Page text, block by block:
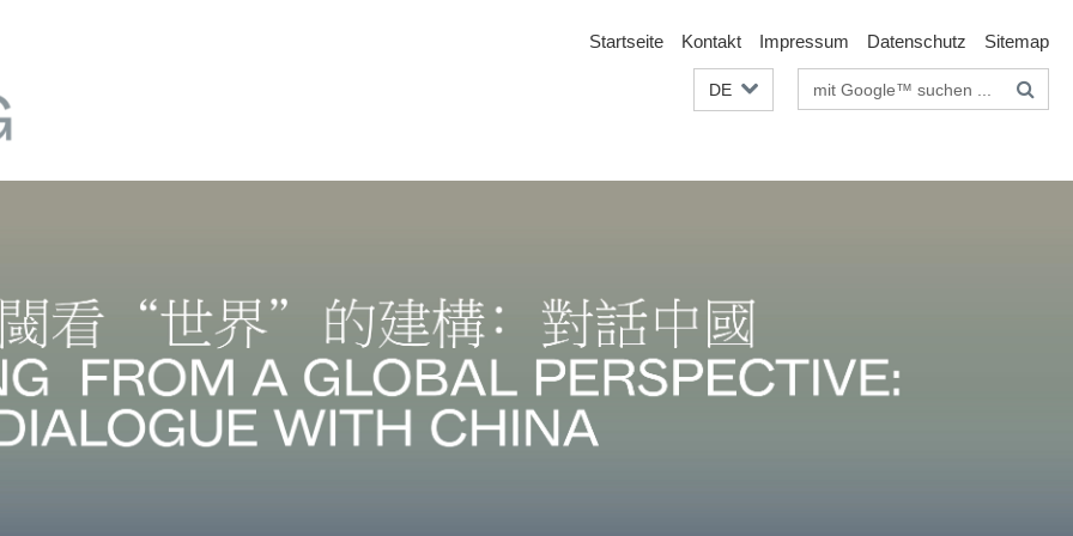
Startseite Kontakt Impressum Datenschutz Sitemap
DE Suchbegriffe